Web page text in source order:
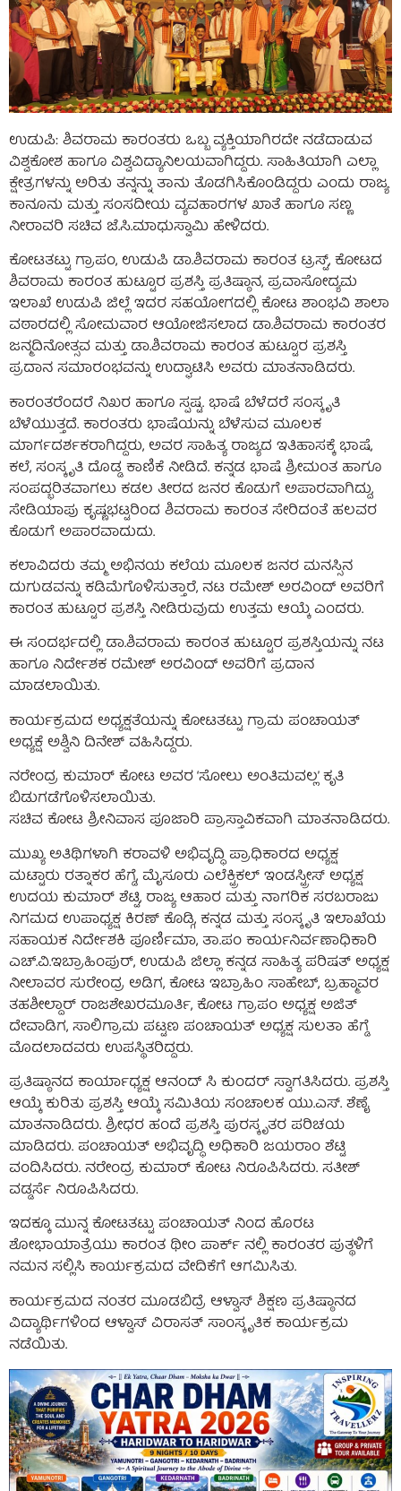
ಉಡುಪಿ: ಶಿವರಾಮ ಕಾರಂತರು ಒಬ್ಬ ವ್ಯಕ್ತಿಯಾಗಿರದೇ ನಡೆದಾಡುವ
ವಿಶ್ವಕೋಶ ಹಾಗೂ ವಿಶ್ವವಿದ್ಯಾನಿಲಯವಾಗಿದ್ದರು. ಸಾಹಿತಿಯಾಗಿ ಎಲ್ಲಾ
ಕ್ಷೇತ್ರಗಳನ್ನು ಅರಿತು ತನ್ನನ್ನು ತಾನು ತೊಡಗಿಸಿಕೊಂಡಿದ್ದರು ಎಂದು ರಾಜ್ಯ
ಕಾನೂನು ಮತ್ತು ಸಂಸದೀಯ ವ್ಯವಹಾರಗಳ ಖಾತೆ ಹಾಗೂ ಸಣ್ಣ
ನೀರಾವರಿ ಸಚಿವ ಜೆ.ಸಿ.ಮಾಧುಸ್ವಾಮಿ ಹೇಳಿದರು.
ಕೋಟತಟ್ಟು ಗ್ರಾಪಂ, ಉಡುಪಿ ಡಾ.ಶಿವರಾಮ ಕಾರಂತ ಟ್ರಸ್ಟ್, ಕೋಟದ
ಶಿವರಾಮ ಕಾರಂತ ಹುಟ್ಟೂರ ಪ್ರಶಸ್ತಿ ಪ್ರತಿಷ್ಠಾನ, ಪ್ರವಾಸೋದ್ಯಮ
ಇಲಾಖೆ ಉಡುಪಿ ಜಿಲ್ಲೆ ಇದರ ಸಹಯೋಗದಲ್ಲಿ ಕೋಟ ಶಾಂಭವಿ ಶಾಲಾ
ವಠಾರದಲ್ಲಿ ಸೋಮವಾರ ಆಯೋಜಿಸಲಾದ ಡಾ.ಶಿವರಾಮ ಕಾರಂತರ
ಜನ್ಮದಿನೋತ್ಸವ ಮತ್ತು ಡಾ.ಶಿವರಾಮ ಕಾರಂತ ಹುಟ್ಟೂರ ಪ್ರಶಸ್ತಿ
ಪ್ರದಾನ ಸಮಾರಂಭವನ್ನು ಉದ್ಘಾಟಿಸಿ ಅವರು ಮಾತನಾಡಿದರು.
ಕಾರಂತರೆಂದರೆ ನಿಖರ ಹಾಗೂ ಸ್ಪಷ್ಟ. ಭಾಷೆ ಬೆಳೆದರೆ ಸಂಸ್ಕೃತಿ
ಬೆಳೆಯುತ್ತದೆ. ಕಾರಂತರು ಭಾಷೆಯನ್ನು ಬೆಳೆಸುವ ಮೂಲಕ
ಮಾರ್ಗದರ್ಶಕರಾಗಿದ್ದರು, ಅವರ ಸಾಹಿತ್ಯ ರಾಜ್ಯದ ಇತಿಹಾಸಕ್ಕೆ ಭಾಷೆ,
ಕಲೆ, ಸಂಸ್ಕೃತಿ ದೊಡ್ಡ ಕಾಣಿಕೆ ನೀಡಿದೆ. ಕನ್ನಡ ಭಾಷೆ ಶ್ರೀಮಂತ ಹಾಗೂ
ಸಂಪದ್ಭರಿತವಾಗಲು ಕಡಲ ತೀರದ ಜನರ ಕೊಡುಗೆ ಅಪಾರವಾಗಿದ್ದು,
ಸೇಡಿಯಾಪು ಕೃಷ್ಣಭಟ್ಟರಿಂದ ಶಿವರಾಮ ಕಾರಂತ ಸೇರಿದಂತೆ ಹಲವರ
ಕೊಡುಗೆ ಅಪಾರವಾದುದು.
ಕಲಾವಿದರು ತಮ್ಮ ಅಭಿನಯ ಕಲೆಯ ಮೂಲಕ ಜನರ ಮನಸ್ಸಿನ
ದುಗುಡವನ್ನು ಕಡಿಮೆಗೊಳಿಸುತ್ತಾರೆ, ನಟ ರಮೇಶ್ ಅರವಿಂದ್ ಅವರಿಗೆ
ಕಾರಂತ ಹುಟ್ಟೂರ ಪ್ರಶಸ್ತಿ ನೀಡಿರುವುದು ಉತ್ತಮ ಆಯ್ಕೆ ಎಂದರು.
ಈ ಸಂದರ್ಭದಲ್ಲಿ ಡಾ‌.ಶಿವರಾಮ ಕಾರಂತ ಹುಟ್ಟೂರ ಪ್ರಶಸ್ತಿಯನ್ನು ನಟ
ಹಾಗೂ ನಿರ್ದೇಶಕ ರಮೇಶ್ ಅರವಿಂದ್ ಅವರಿಗೆ ಪ್ರದಾನ
ಮಾಡಲಾಯಿತು.
ಕಾರ್ಯಕ್ರಮದ ಅಧ್ಯಕ್ಷತೆಯನ್ನು ಕೋಟತಟ್ಟು ಗ್ರಾಮ ಪಂಚಾಯತ್
ಅಧ್ಯಕ್ಷೆ ಅಶ್ವಿನಿ ದಿನೇಶ್ ವಹಿಸಿದ್ದರು.
ನರೇಂದ್ರ ಕುಮಾರ್ ಕೋಟ ಅವರ ‘ಸೋಲು ಅಂತಿಮವಲ್ಲ’ ಕೃತಿ
ಬಿಡುಗಡೆಗೊಳಿಸಲಾಯಿತು.
ಸಚಿವ ಕೋಟ ಶ್ರೀನಿವಾಸ ಪೂಜಾರಿ ಪ್ರಾಸ್ತಾವಿಕವಾಗಿ ಮಾತನಾಡಿದರು.
ಮುಖ್ಯ ಅತಿಥಿಗಳಾಗಿ ಕರಾವಳಿ ಅಭಿವೃದ್ಧಿ ಪ್ರಾಧಿಕಾರದ ಅಧ್ಯಕ್ಷ
ಮಟ್ಟಾರು ರತ್ನಾಕರ ಹೆಗ್ಡೆ, ಮೈಸೂರು ಎಲೆಕ್ಟ್ರಿಕಲ್ ಇಂಡಸ್ಟ್ರೀಸ್ ಅಧ್ಯಕ್ಷ
ಉದಯ ಕುಮಾರ್ ಶೆಟ್ಟಿ, ರಾಜ್ಯ ಆಹಾರ ಮತ್ತು ನಾಗರಿಕ ಸರಬರಾಜು
ನಿಗಮದ ಉಪಾಧ್ಯಕ್ಷ ಕಿರಣ್ ಕೊಡ್ಗಿ, ಕನ್ನಡ ಮತ್ತು ಸಂಸ್ಕೃತಿ ಇಲಾಖೆಯ
ಸಹಾಯಕ ನಿರ್ದೇಶಕಿ ಪೂರ್ಣಿಮಾ, ತಾ.ಪಂ ಕಾರ್ಯನಿರ್ವಣಾಧಿಕಾರಿ
ಎಚ್.ವಿ.ಇಬ್ರಾಹಿಂಪುರ್, ಉಡುಪಿ ಜಿಲ್ಲಾ ಕನ್ನಡ ಸಾಹಿತ್ಯ ಪರಿಷತ್ ಅಧ್ಯಕ್ಷ
ನೀಲಾವರ ಸುರೇಂದ್ರ ಅಡಿಗ, ಕೋಟ ಇಬ್ರಾಹಿಂ ಸಾಹೇಬ್, ಬ್ರಹ್ಮಾವರ
ತಹಶೀಲ್ದಾರ್ ರಾಜಶೇಖರಮೂರ್ತಿ, ಕೋಟ ಗ್ರಾಪಂ ಅಧ್ಯಕ್ಷ ಅಜಿತ್
ದೇವಾಡಿಗ, ಸಾಲಿಗ್ರಾಮ ಪಟ್ಟಣ ಪಂಚಾಯತ್ ಅಧ್ಯಕ್ಷ ಸುಲತಾ ಹೆಗ್ಡೆ
ಮೊದಲಾದವರು ಉಪಸ್ಥಿತರಿದ್ದರು.
ಪ್ರತಿಷ್ಠಾನದ ಕಾರ್ಯಾಧ್ಯಕ್ಷ ಆನಂದ್ ಸಿ ಕುಂದರ್ ಸ್ವಾಗತಿಸಿದರು. ಪ್ರಶಸ್ತಿ
ಆಯ್ಕೆ ಕುರಿತು ಪ್ರಶಸ್ತಿ ಆಯ್ಕೆ ಸಮಿತಿಯ ಸಂಚಾಲಕ ಯು.ಎಸ್. ಶೆಣೈ
ಮಾತನಾಡಿದರು. ಶ್ರೀಧರ ಹಂದೆ ಪ್ರಶಸ್ತಿ ಪುರಸ್ಕೃತರ ಪರಿಚಯ
ಮಾಡಿದರು. ಪಂಚಾಯತ್ ಅಭಿವೃದ್ಧಿ ಅಧಿಕಾರಿ ಜಯರಾಂ ಶೆಟ್ಟಿ
ವಂದಿಸಿದರು. ನರೇಂದ್ರ ಕುಮಾರ್ ಕೋಟ ನಿರೂಪಿಸಿದರು. ಸತೀಶ್
ವಡ್ಡರ್ಸೆ ನಿರೂಪಿಸಿದರು.
ಇದಕ್ಕೂ ಮುನ್ನ ಕೋಟತಟ್ಟು ಪಂಚಾಯತ್ ನಿಂದ ಹೊರಟ
ಶೋಭಾಯಾತ್ರೆಯು ಕಾರಂತ ಥೀಂ ಪಾರ್ಕ್ ನಲ್ಲಿ ಕಾರಂತರ ಪುತ್ಥಳಿಗೆ
ನಮನ ಸಲ್ಲಿಸಿ ಕಾರ್ಯಕ್ರಮದ ವೇದಿಕೆಗೆ ಆಗಮಿಸಿತು.
ಕಾರ್ಯಕ್ರಮದ ನಂತರ ಮೂಡಬಿದ್ರೆ ಆಳ್ವಾಸ್ ಶಿಕ್ಷಣ ಪ್ರತಿಷ್ಠಾನದ
ವಿದ್ಯಾರ್ಥಿಗಳಿಂದ ಆಳ್ವಾಸ್ ವಿರಾಸತ್ ಸಾಂಸ್ಕೃತಿಕ ಕಾರ್ಯಕ್ರಮ
ನಡೆಯಿತು.